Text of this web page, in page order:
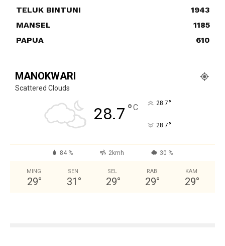
TELUK BINTUNI
1943
MANSEL
1185
PAPUA
610
MANOKWARI
Scattered Clouds
28.7 °C 28.7°
28.7°
84 % 2kmh 30 %
MING
29°
SEN
31 °
SEL
29°
RAB
29°
KAM
29°